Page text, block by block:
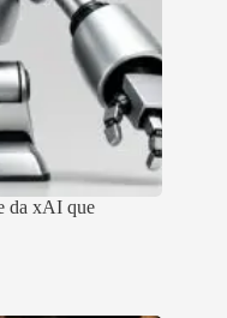
da xAI que